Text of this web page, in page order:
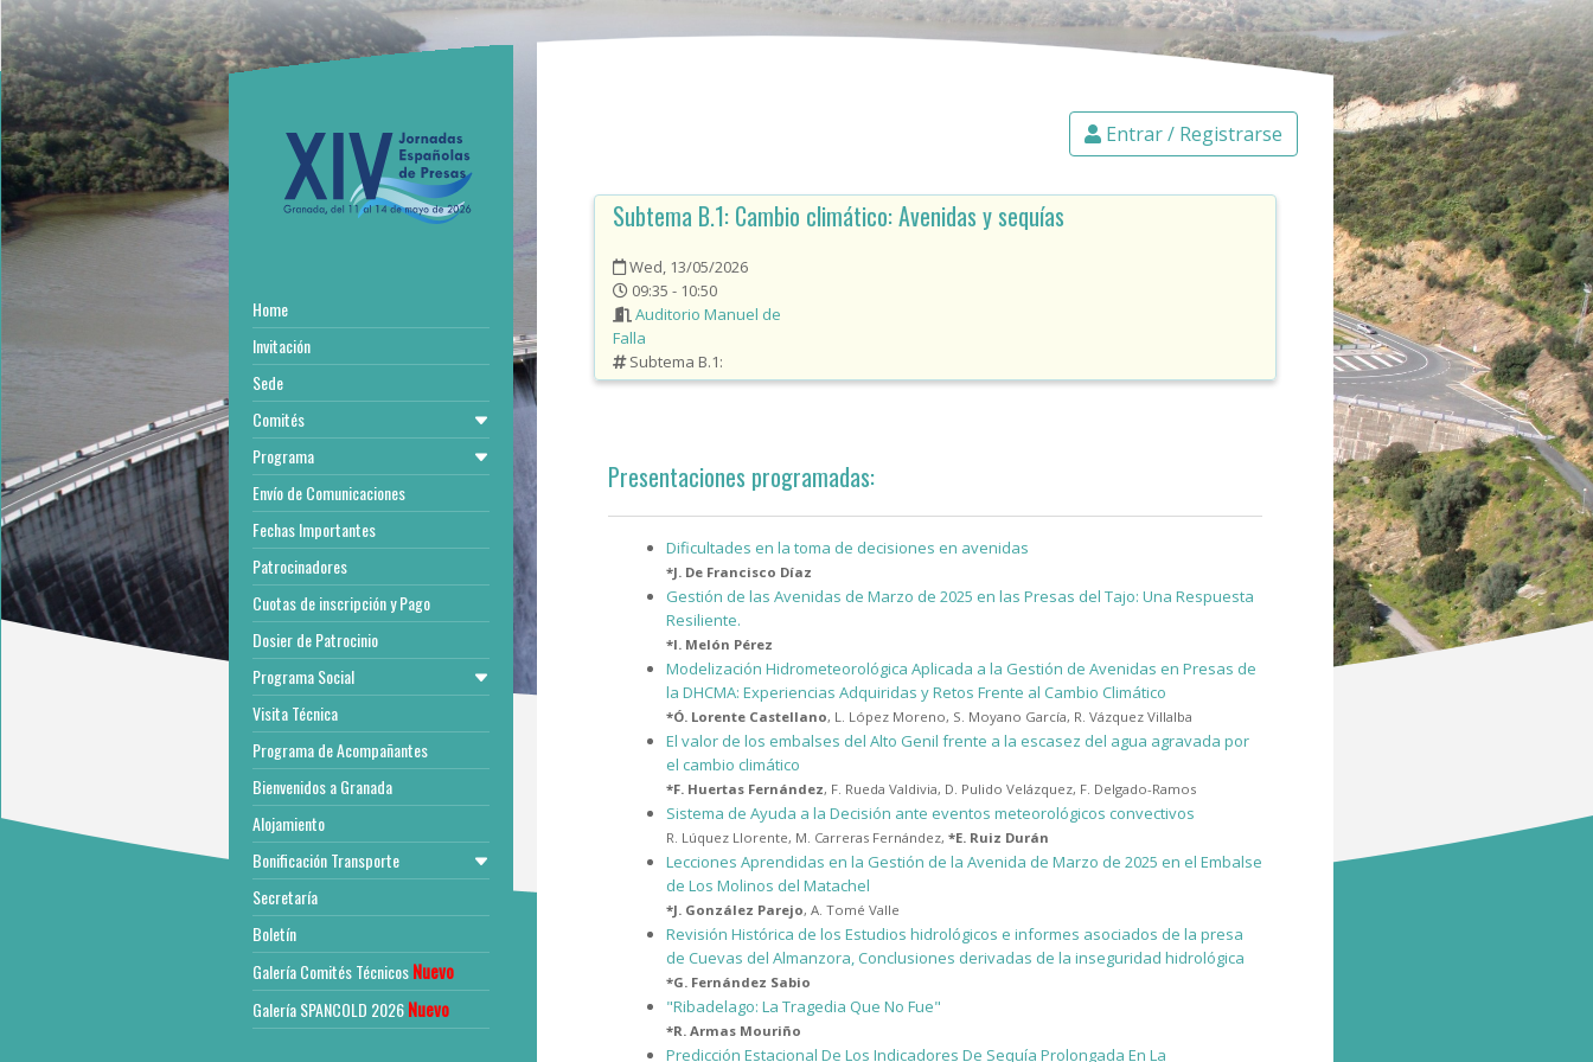
Home
Invitación
Sede
Comités
Programa
Envío de Comunicaciones
Fechas Importantes
Patrocinadores
Cuotas de inscripción y Pago
Dosier de Patrocinio
Programa Social
Visita Técnica
Programa de Acompañantes
Bienvenidos a Granada
Alojamiento
Bonificación Transporte
Secretaría
Boletín
Galería Comités TécnicosNuevo
Galería SPANCOLD 2026Nuevo
Entrar / Registrarse
Subtema B.1: Cambio climático: Avenidas y sequías
Wed, 13/05/2026
09:35 - 10:50
Auditorio Manuel de
Falla
Subtema B.1:
Presentaciones programadas:
Dificultades en la toma de decisiones en avenidas
*J. De Francisco Díaz
Gestión de las Avenidas de Marzo de 2025 en las Presas del Tajo: Una Respuesta
Resiliente.
*I. Melón Pérez
Modelización Hidrometeorológica Aplicada a la Gestión de Avenidas en Presas de
la DHCMA: Experiencias Adquiridas y Retos Frente al Cambio Climático
*Ó. Lorente Castellano, L. López Moreno, S. Moyano García, R. Vázquez Villalba
El valor de los embalses del Alto Genil frente a la escasez del agua agravada por
el cambio climático
*F. Huertas Fernández, F. Rueda Valdivia, D. Pulido Velázquez, F. Delgado-Ramos
Sistema de Ayuda a la Decisión ante eventos meteorológicos convectivos
R. Lúquez Llorente, M. Carreras Fernández, *E. Ruiz Durán
Lecciones Aprendidas en la Gestión de la Avenida de Marzo de 2025 en el Embalse
de Los Molinos del Matachel
*J. González Parejo, A. Tomé Valle
Revisión Histórica de los Estudios hidrológicos e informes asociados de la presa
de Cuevas del Almanzora, Conclusiones derivadas de la inseguridad hidrológica
*G. Fernández Sabio
"Ribadelago: La Tragedia Que No Fue"
*R. Armas Mouriño
Predicción Estacional De Los Indicadores De Sequía Prolongada En La